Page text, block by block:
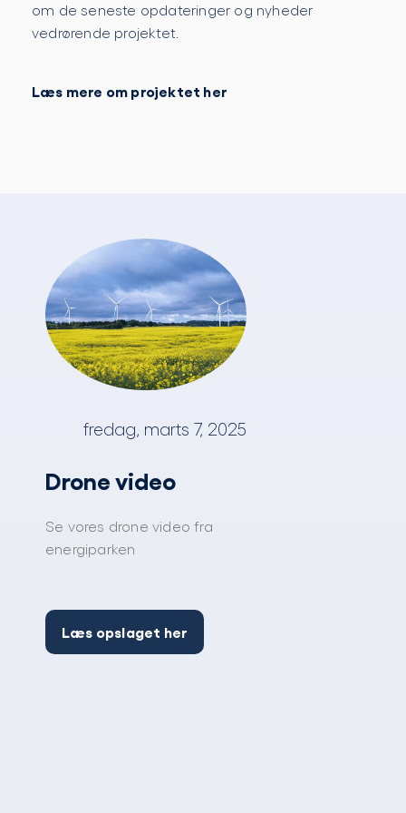
om de seneste opdateringer og nyheder
vedrørende projektet.
Læs mere om projektet her
fredag, marts 7, 2025
Drone video
Se vores drone video fra
energiparken
Læs opslaget her